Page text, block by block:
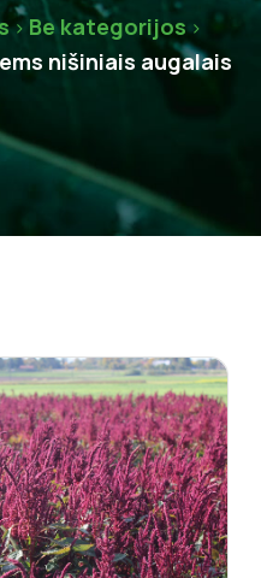
> Be kategorijos>
nišiniais augalais